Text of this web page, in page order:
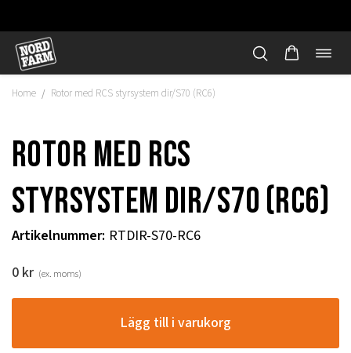
Hoppa
innehåll
Home / Rotor med RCS styrsystem dir/S70 (RC6)
Rotor med RCS
styrsystem dir/S70 (RC6)
Artikelnummer: RTDIR-S70-RC6
0 kr (ex. moms)
Lägg till i varukorg